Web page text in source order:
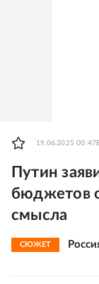
19.06.2025 00:47
Путин
бюджетов
смысла
СЮЖЕТ